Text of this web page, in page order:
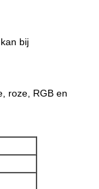
bij
roze, RGB en